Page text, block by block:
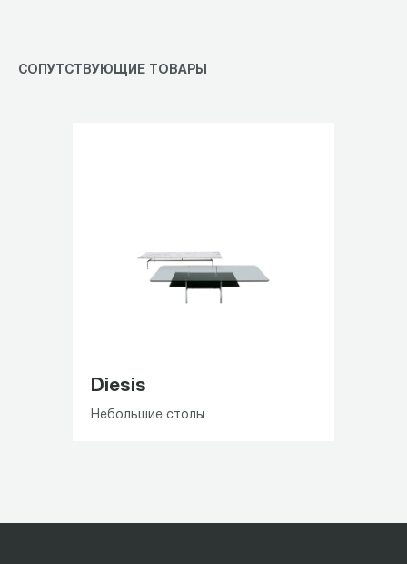
СОПУТСТВУЮЩИЕ ТОВАРЫ
Diesis
Небольшие столы